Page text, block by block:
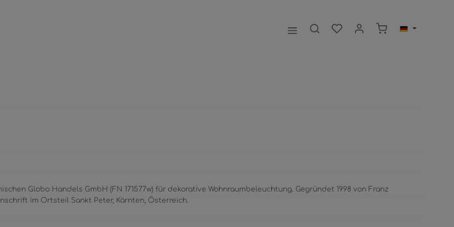
Globo Handels GmbH (FN 171577w) für dekorative Wohnraumbeleuchtung. Gegründet 1998 von Franz
im Ortsteil Sankt Peter, Kärnten, Österreich.